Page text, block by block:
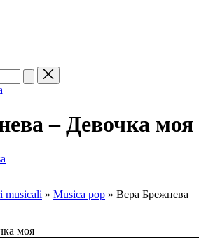
– Девочка моя
musicali » Musica pop » Вера Брежнева
моя